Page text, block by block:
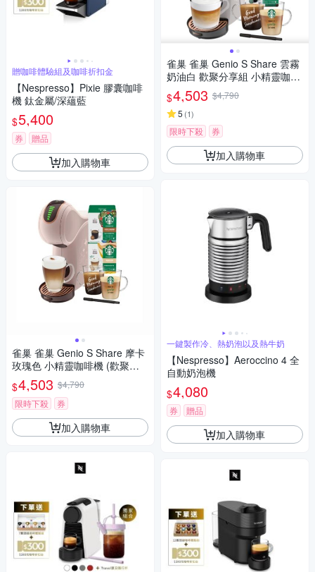
贈咖啡體驗組及咖啡折扣金
【Nespresso】Pixie 膠囊咖啡
機 鈦金屬/深蘊藍
$5,400
券 贈品
加入購物車
雀巢 雀巢 Genio S Share 摩卡
玫瑰色 小精靈咖啡機 (歡聚分
享組)
$4,503 $4,790
限時下殺
券
加入購物車
雀巢 雀巢 Genio S Share 雲霧
奶油白 歡聚分享組 小精靈咖啡
$4,503 $4,790
5 (1)
限時下殺 券
加入購物車
一鍵製作冷、熱奶泡以及熱牛奶
【Nespresso】Aeroccino 4 全
自動奶泡機
$4,080
券 贈品
加入購物車